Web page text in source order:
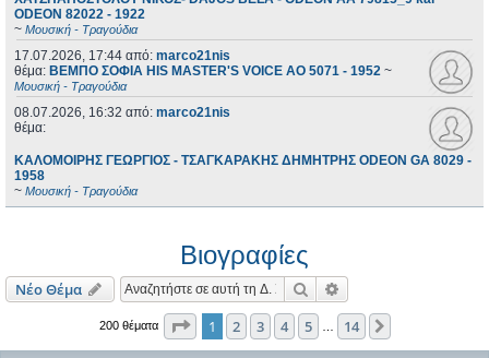
ODEON 82022 - 1922
~ Μουσική - Τραγούδια
17.07.2026, 17:44 από: marco21nis
θέμα: ΒΕΜΠΟ ΣΟΦΙΑ HIS MASTER'S VOICE AO 5071 - 1952 ~
Μουσική - Τραγούδια
08.07.2026, 16:32 από: marco21nis
θέμα:
ΚΑΛΟΜΟΙΡΗΣ ΓΕΩΡΓΙΟΣ - ΤΣΑΓΚΑΡΑΚΗΣ ΔΗΜΗΤΡΗΣ ODEON GA 8029 -
1958
~ Μουσική - Τραγούδια
Βιογραφίες
Νέο Θέμα Αναζήτηση
200 θέματα Σελίδα από14
1 2 3 4 5 14